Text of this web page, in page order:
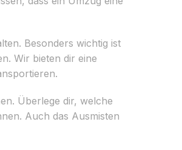
Besonders wichtig ist
Wir bieten dir eine
Überlege dir, welche
Auch das Ausmisten